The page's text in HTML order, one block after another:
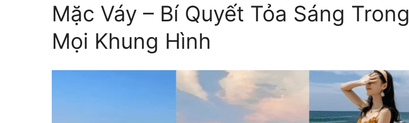
Mặc Váy – Bí Quyết Tỏa Sáng Trong
Mọi Khung Hình